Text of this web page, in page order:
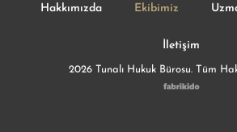
Hakkımızda Ekibimiz
İletişim
2026 Tunalı Hukuk Bürosu. Tüm